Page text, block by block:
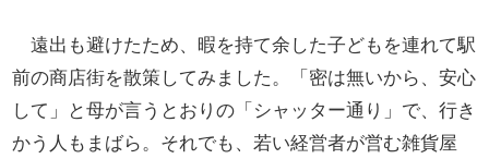
遠出も避けたため、暇を持て余した子どもを連れて駅
前の商店街を散策してみました。「密は無いから、安心
して」と母が言うとおりの「シャッター通り」で、行き
かう人もまばら。それでも、若い経営者が営む雑貨屋